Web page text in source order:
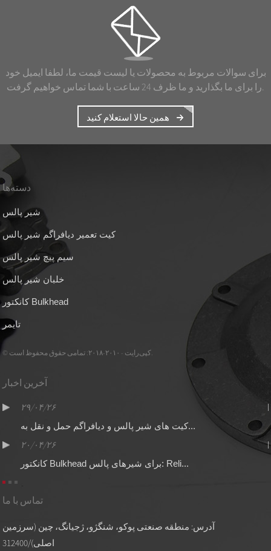
برای سوالات مربوط به محصولات یا لیست قیمت ما، لطفا ایمیل خود
را برای ما بگذارید و ما ظرف 24 ساعت با شما تماس خواهیم گرفت.
همین حالا استعلام کنید
دسته‌ها
شیر پالس
کیت تعمیر دیافراگم شیر پالس
سیم پیچ شیر پالس
خلبان شیر پالس
کانکتور Bulkhead
تایمر
© کپی‌رایت - ۲۰۱۰-۲۰۱۸: تمامی حقوق محفوظ است.
آخرین اخبار
۲۹/۰۴/۲۶
کیت های شیر پالس و دیافراگم حمل و نقل به...
۲۰/۰۴/۲۶
کانکتور Bulkhead برای شیرهای پالس: Reli...
تماس با ما
آدرس: منطقه صنعتی پوکو، شنگژو، ژجیانگ، چین (سرزمین
اصلی)/312400